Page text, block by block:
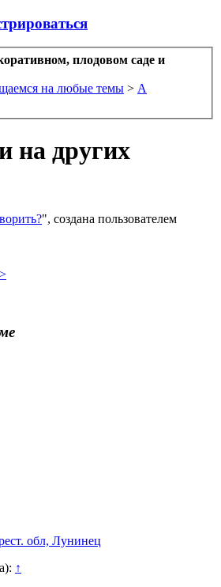
плодовом саде и
на любые темы > А
на других
", создана пользователем
обл, Лунинец
↑